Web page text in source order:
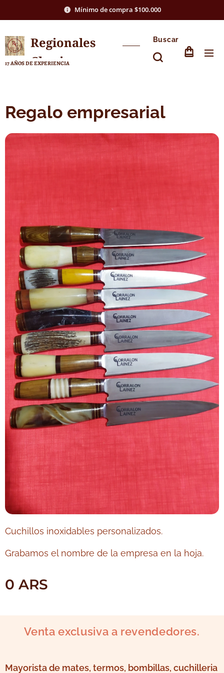
Mínimo de compra $100.000
Regionales
Chasico
17 AÑOS DE EXPERIENCIA
Buscar
Regalo empresarial
Cuchillos inoxidables personalizados.
Grabamos el nombre de la empresa en la hoja.
0 ARS
Venta exclusiva a revendedores.
Mayorista de mates, termos, bombillas, cuchilleria